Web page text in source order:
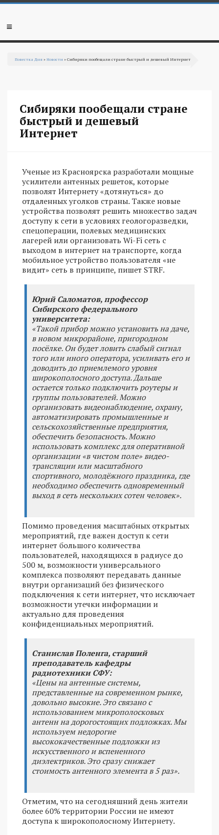
Перейти к основному содержанию
Мобильное
Повестка Дня »Новости » Сибиряки пообещали стране быстрый и дешевый Интернет
Сибиряки пообещали стране
быстрый и дешевый
Интернет
Ученые из Красноярска разработали мощные
усилители антенных решеток, которые
позволят Интернету «дотянуться» до
отдаленных уголков страны. Также новые
устройства позволят решить множество задач
доступу к сети в условиях геологоразведки,
спецоперации, полевых медицинских
лагерей или организовать Wi-Fi сеть с
выходом в интернет на транспорте, когда
мобильное устройство пользователя «не
видит» сеть в принципе, пишет STRF.
Юрий Саломатов, профессор
Сибирского федерального
университета:
«Такой прибор можно установить на даче,
в новом микрорайоне, пригородном
посёлке. Он будет ловить слабый сигнал
того или иного оператора, усиливать его и
доводить до приемлемого уровня
широкополосного доступа. Дальше
остается только подключить роутеры и
группы пользователей. Можно
организовать видеонаблюдение, охрану,
автоматизировать промышленные и
сельскохозяйственные предприятия,
обеспечить безопасность. Можно
использовать комплекс для оперативной
организации «в чистом поле» видео-
трансляции или масштабного
спортивного, молодёжного праздника, где
необходимо обеспечить одновременный
выход в сеть нескольких сотен человек».
Помимо проведения масштабных открытых
мероприятий, где важен доступ к сети
интернет большого количества
пользователей, находящихся в радиусе до
500 м, возможности универсального
комплекса позволяют передавать данные
внутри организаций без физического
подключения к сети интернет, что исключает
возможности утечки информации и
актуально для проведения
конфиденциальных мероприятий.
Станислав Поленга, старший
преподаватель кафедры
радиотехники СФУ:
«Цены на антенные системы,
представленные на современном рынке,
довольно высокие. Это связано с
использованием микрополосковых
антенн на дорогостоящих подложках. Мы
используем недорогие
высококачественные подложки из
искусственного и вспененного
диэлектриков. Это сразу снижает
стоимость антенного элемента в 5 раз».
Отметим, что на сегодняшний день жители
более 60% территории России не имеют
доступа к широкополосному Интернету.